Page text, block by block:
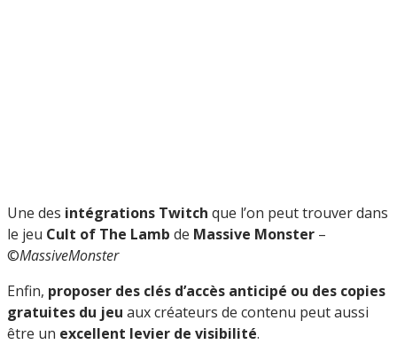
Une des intégrations Twitch que l’on peut trouver dans
le jeu Cult of The Lamb de Massive Monster –
©MassiveMonster
Enfin, proposer des clés d’accès anticipé ou des copies
gratuites du jeu aux créateurs de contenu peut aussi
être un excellent levier de visibilité.